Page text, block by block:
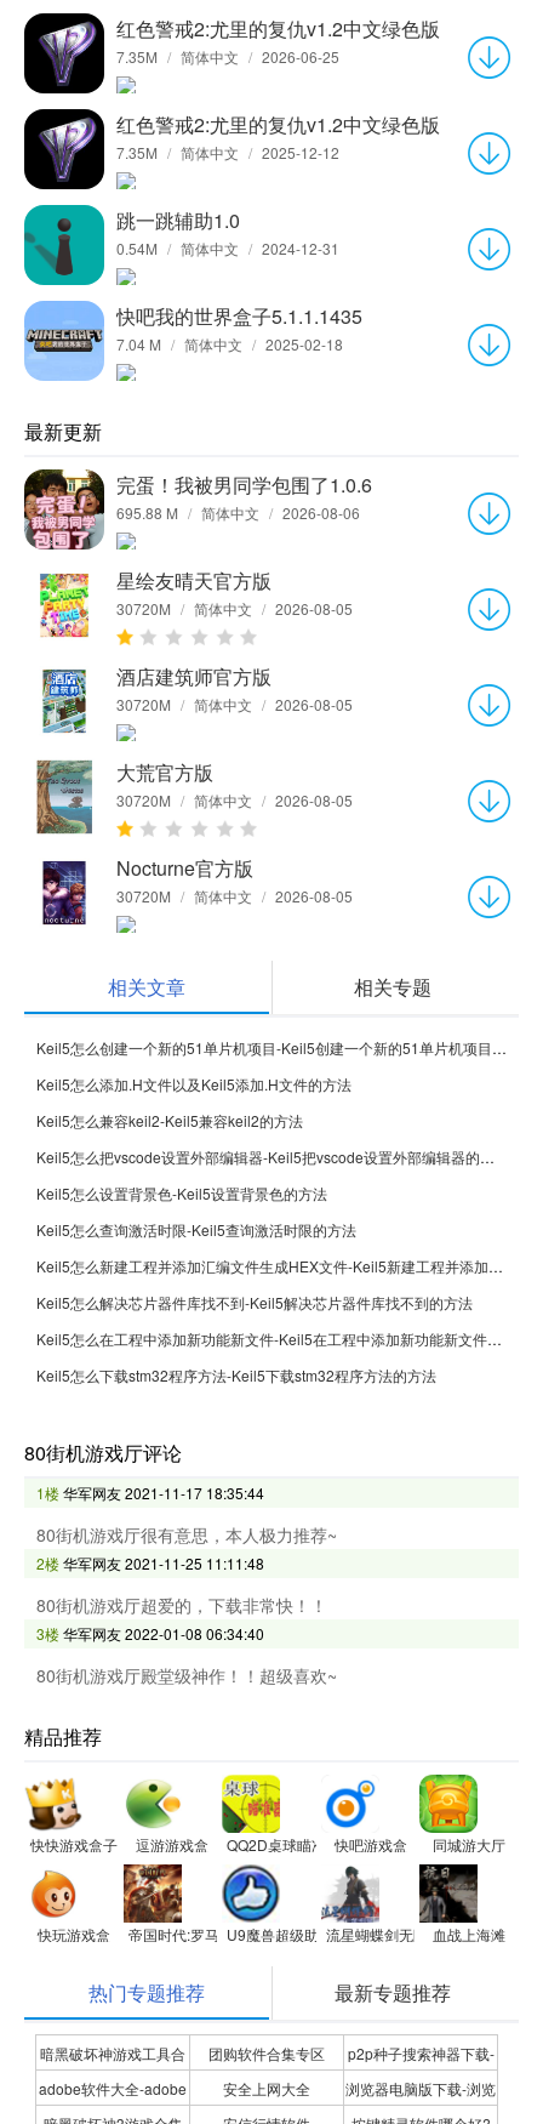
红色警戒2:尤里的复仇v1.2中文绿色版
7.35M / 简体中文 / 2026-06-25
红色警戒2:尤里的复仇v1.2中文绿色版
7.35M / 简体中文 / 2025-12-12
跳一跳辅助1.0
0.54M / 简体中文 / 2024-12-31
快吧我的世界盒子5.1.1.1435
7.04 M / 简体中文 / 2025-02-18
最新更新
完蛋！我被男同学包围了1.0.6
695.88 M / 简体中文 / 2026-08-06
星绘友晴天官方版
30720M / 简体中文 / 2026-08-05
酒店建筑师官方版
30720M / 简体中文 / 2026-08-05
大荒官方版
30720M / 简体中文 / 2026-08-05
Nocturne官方版
30720M / 简体中文 / 2026-08-05
相关文章 相关专题
Keil5怎么创建一个新的51单片机项目-Keil5创建一个新的51单片机项目的方法
Keil5怎么添加.H文件以及Keil5添加.H文件的方法
Keil5怎么兼容keil2-Keil5兼容keil2的方法
Keil5怎么把vscode设置外部编辑器-Keil5把vscode设置外部编辑器的方法
Keil5怎么设置背景色-Keil5设置背景色的方法
Keil5怎么查询激活时限-Keil5查询激活时限的方法
Keil5怎么新建工程并添加汇编文件生成HEX文件-Keil5新建工程并添加汇编文件生成HEX文件的方法
Keil5怎么解决芯片器件库找不到-Keil5解决芯片器件库找不到的方法
Keil5怎么在工程中添加新功能新文件-Keil5在工程中添加新功能新文件的方法
Keil5怎么下载stm32程序方法-Keil5下载stm32程序方法的方法
80街机游戏厅评论
1楼华军网友2021-11-17 18:35:44
80街机游戏厅很有意思，本人极力推荐~
2楼华军网友2021-11-25 11:11:48
80街机游戏厅超爱的，下载非常快！！
3楼华军网友2022-01-08 06:34:40
80街机游戏厅殿堂级神作！！超级喜欢~
精品推荐
快快游戏盒子 逗游游戏盒 QQ2D桌球瞄准器快吧游戏盒 同城游大厅
快玩游戏盒 帝国时代:罗马复兴U9魔兽超级助手流星蝴蝶剑无限气修改器
血战上海滩
热门专题推荐 最新专题推荐
暗黑破坏神游戏工具合
集
团购软件合集专区
p2p种子搜索神器下载-
P2P种子搜索神器专题
adobe软件大全-adobe
安全上网大全
浏览器电脑版下载-浏览